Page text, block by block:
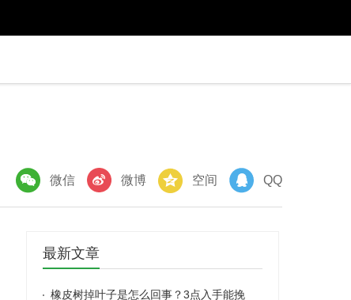
微信 微博 空间 QQ
最新文章
橡皮树掉叶子是怎么回事？3点入手能挽